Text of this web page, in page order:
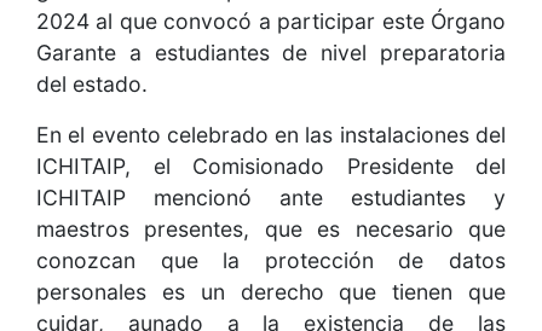
2024 al que convocó a participar este Órgano
Garante a estudiantes de nivel preparatoria
del estado.
En el evento celebrado en las instalaciones del
ICHITAIP, el Comisionado Presidente del
ICHITAIP mencionó ante estudiantes y
maestros presentes, que es necesario que
conozcan que la protección de datos
personales es un derecho que tienen que
cuidar, aunado a la existencia de las